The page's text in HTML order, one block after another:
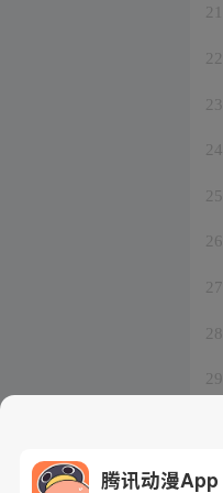
21
22
23
24
25
26
27
28
29
腾讯动漫App